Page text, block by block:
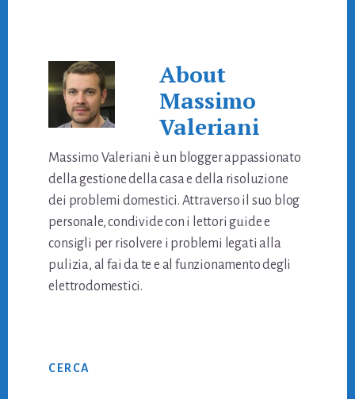
About
Massimo
Valeriani
Massimo Valeriani è un blogger appassionato
della gestione della casa e della risoluzione
dei problemi domestici. Attraverso il suo blog
personale, condivide con i lettori guide e
consigli per risolvere i problemi legati alla
pulizia, al fai da te e al funzionamento degli
elettrodomestici.
Sidebar
CERCA